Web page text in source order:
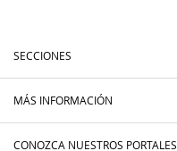
SECCIONES
MÁS INFORMACIÓN
CONOZCA NUESTROS PORTALES